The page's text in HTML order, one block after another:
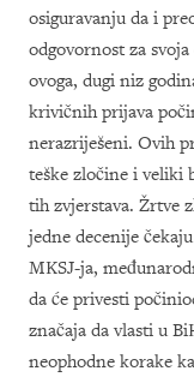
osiguravanju da i
odgovornost za
ovoga, dugi niz
krivičnih prijava
nerazriješeni. Ovih
teške zločine i veliki
tih zvjerstava. Žrtve
jedne decenije
MKSJ-ja,
da će privesti
značaja da vlasti u
neophodne korake